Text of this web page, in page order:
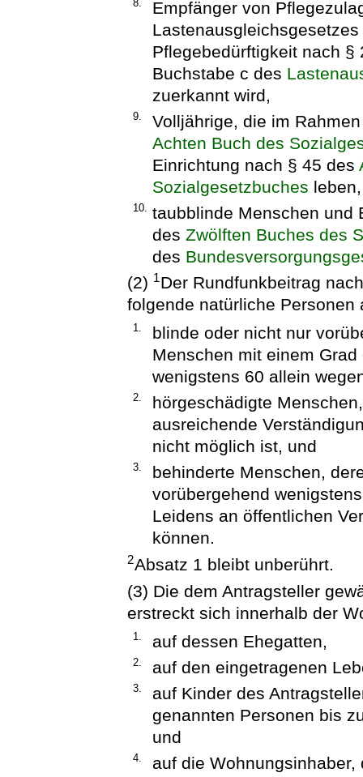
8.
Empfänger von
Pflegebedürftigkeit nach §
Buchstabe c des
zuerkannt wird,
9.
Volljährige, die im
Achten Buch des
Einrichtung nach § 45 des
Sozialgesetzbuches
10.
taubblinde Menschen und
des Zwölften Buches des
des
(2) 1Der Rundfunkbeitrag
folgende natürliche Personen
1.
blinde oder nicht nur
Menschen mit einem
wenigstens 60 allein
2.
hörgeschädigte
ausreichende
nicht möglich ist, und
3.
behinderte Menschen,
vorübergehend
Leidens an öffentlichen
können.
2Absatz 1 bleibt unberührt.
(3) Die dem Antragsteller
erstreckt sich innerhalb der
1. auf dessen Ehegatten,
2. auf den eingetragenen
3.
auf Kinder des
genannten Personen bis
und
4.
auf die